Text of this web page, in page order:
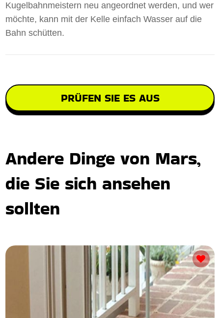
Kugelbahnmeistern neu angeordnet werden, und wer
möchte, kann mit der Kelle einfach Wasser auf die
Bahn schütten.
PRÜFEN SIE ES AUS
Andere Dinge von Mars,
die Sie sich ansehen
sollten